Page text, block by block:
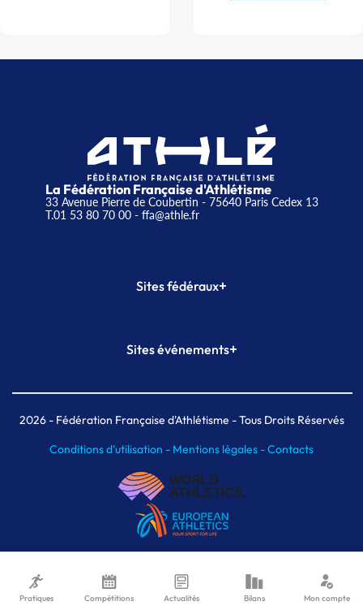
La Fédération Française d'Athlétisme
33 Avenue Pierre de Coubertin - 75640 Paris Cedex 13
T.01 53 80 70 00- ffa@athle.fr
Sites fédéraux+
Plateforme Formation
Sites événements+
Meeting de Paris indoor
MAIF Ekiden de Paris
2026- Fédération Française d'Athlétisme - Tous Droits Réservés
Conditions d'utilisation - Mentions légales -Contacts
Pratiques Compétitions Actualités Bilans Mon compte